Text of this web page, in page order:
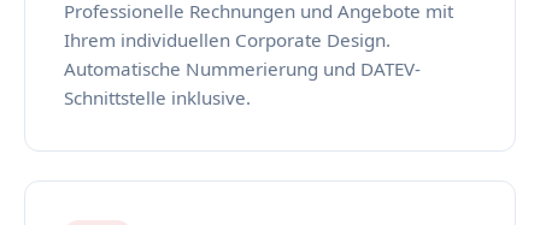
Professionelle Rechnungen und Angebote mit
Ihrem individuellen Corporate Design.
Automatische Nummerierung und DATEV-
Schnittstelle inklusive.